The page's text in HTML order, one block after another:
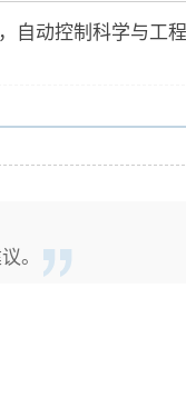
自动控制科学与工
。